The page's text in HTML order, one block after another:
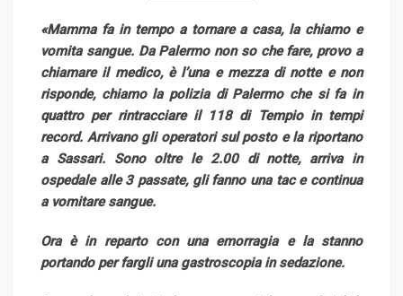
«Mamma fa in tempo a tornare a casa, la chiamo e
vomita sangue. Da Palermo non so che fare, provo a
chiamare il medico, è l’una e mezza di notte e non
risponde, chiamo la polizia di Palermo che si fa in
quattro per rintracciare il 118 di Tempio in tempi
record. Arrivano gli operatori sul posto e la riportano
a Sassari. Sono oltre le 2.00 di notte, arriva in
ospedale alle 3 passate, gli fanno una tac e continua
a vomitare sangue.
Ora è in reparto con una emorragia e la stanno
portando per fargli una gastroscopia in sedazione.